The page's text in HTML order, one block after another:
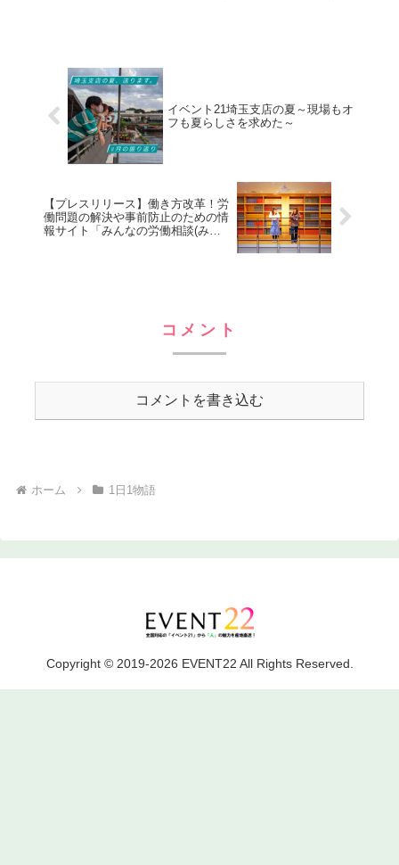
イベント21埼玉支店の夏～現場もオ
フも夏らしさを求めた～
【プレスリリース】働き方改革！労
働問題の解決や事前防止のための情
報サイト「みんなの労働相談(みん
コメント
コメントを書き込む
ホーム 1日1物語
Copyright © 2019-2026 EVENT22 All Rights Reserved.